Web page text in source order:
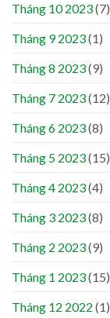
Tháng 10 2023(7)
Tháng 9 2023(1)
Tháng 8 2023(9)
Tháng 7 2023(12)
Tháng 6 2023(8)
Tháng 5 2023(15)
Tháng 4 2023(4)
Tháng 3 2023(8)
Tháng 2 2023(9)
Tháng 1 2023(15)
Tháng 12 2022 (1)